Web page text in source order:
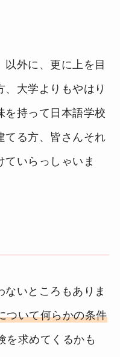
以外に、更に上を目
大学よりもやはり
を持って日本語学校
てる方、皆さんそれ
ていらっしゃいま
ないところもありま
ついて何らかの条件
を求めてくるかも